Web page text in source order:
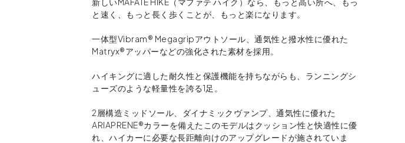
と速く、もっと長く歩くことが、もっと楽になります。
一体型Vibram® Megagripアウトソール、通気性と撥水性に優れた
Matryx®アッパーなどの強化された素材を採用。
ハイキングに適した耐久性と保護機能を持ちながらも、ランニングシ
ューズのような軽量性を誇る1足。
2層構造ミッドソール、ダイナミックヴァンプ、通気性に優れた
ARIAPRENE®カラーを備えたこのモデルはクッション性と快適性に優
れ、ハイカーに必要な長距離向けのアップグレードが施されていま